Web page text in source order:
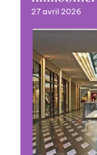
27 avril 2026